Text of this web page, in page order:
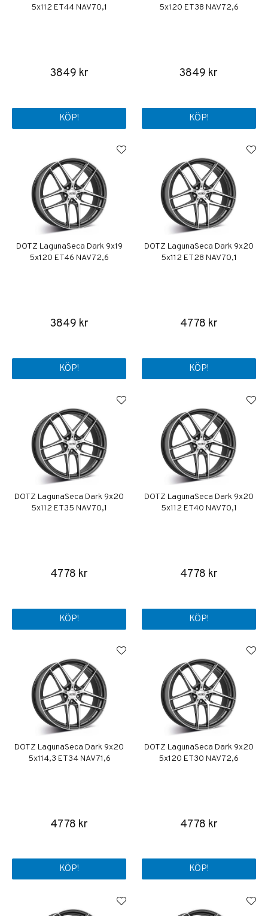
5x112 ET44 NAV 70,1
3849 kr
KÖP!
5x120 ET38 NAV 72,6
3849 kr
KÖP!
DOTZ LagunaSeca Dark 9x19
5x120 ET46 NAV 72,6
3849 kr
KÖP!
DOTZ LagunaSeca Dark 9x20
5x112 ET28 NAV 70,1
4778 kr
KÖP!
DOTZ LagunaSeca Dark 9x20
5x112 ET35 NAV 70,1
4778 kr
KÖP!
DOTZ LagunaSeca Dark 9x20
5x112 ET40 NAV 70,1
4778 kr
KÖP!
DOTZ LagunaSeca Dark 9x20
5x114,3 ET34 NAV 71,6
4778 kr
KÖP!
DOTZ LagunaSeca Dark 9x20
5x120 ET30 NAV 72,6
4778 kr
KÖP!